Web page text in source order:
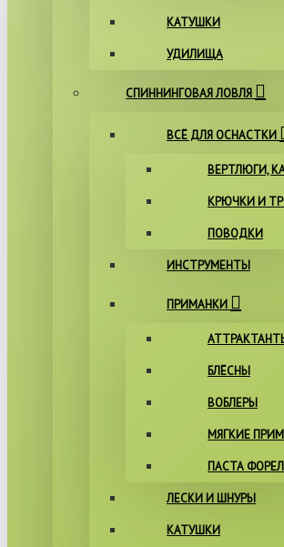
КАТУШКИ
УДИЛИЩА
СПИННИНГОВАЯ ЛОВЛЯ
ВСЁ ДЛЯ ОСНАСТКИ
ВЕРТЛЮГИ,
КРЮЧКИ И
ПОВОДКИ
ИНСТРУМЕНТЫ
ПРИМАНКИ
БЛЁСНЫ
ВОБЛЕРЫ
МЯГКИЕ
ПАСТА
ЛЕСКИ И ШНУРЫ
КАТУШКИ